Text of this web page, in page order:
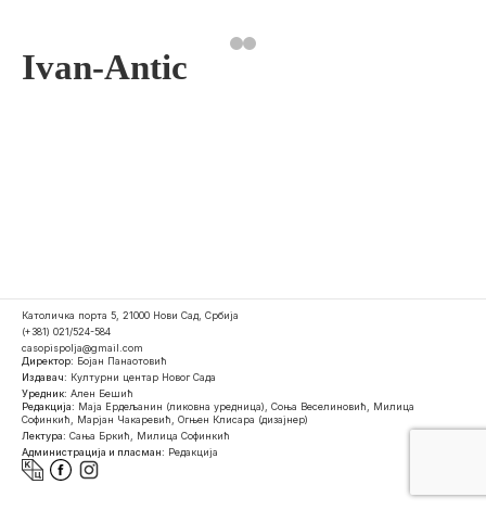
Ivan-Antic
Католичка порта 5, 21000 Нови Сад, Србија
(+381) 021/524-584
casopispolja@gmail.com
Директор: Бојан Панаотовић
Издавач: Културни центар Новог Сада
Уредник: Ален Бешић
Редакција: Маја Ердељанин (ликовна уредница), Соња Веселиновић, Милица
Софинкић, Марјан Чакаревић, Огњен Клисара (дизајнер)
Лектура: Сања Бркић, Милица Софинкић
Администрација и пласман: Редакција